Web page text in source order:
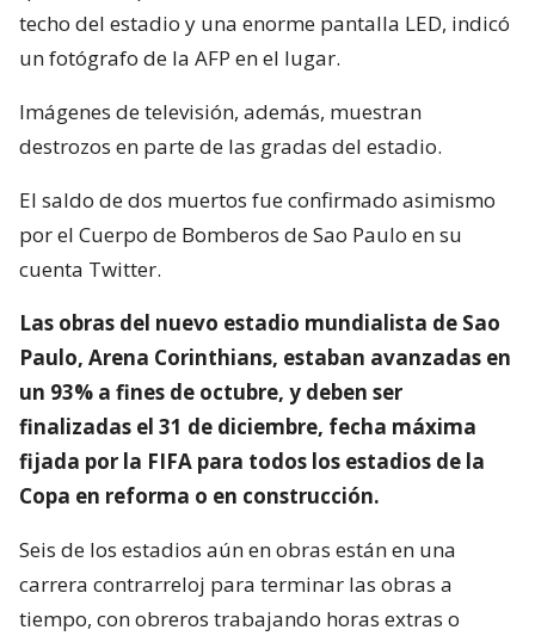
techo del estadio y una enorme pantalla LED, indicó
un fotógrafo de la AFP en el lugar.
Imágenes de televisión, además, muestran
destrozos en parte de las gradas del estadio.
El saldo de dos muertos fue confirmado asimismo
por el Cuerpo de Bomberos de Sao Paulo en su
cuenta Twitter.
Las obras del nuevo estadio mundialista de Sao
Paulo, Arena Corinthians, estaban avanzadas en
un 93% a fines de octubre, y deben ser
finalizadas el 31 de diciembre, fecha máxima
fijada por la FIFA para todos los estadios de la
Copa en reforma o en construcción.
Seis de los estadios aún en obras están en una
carrera contrarreloj para terminar las obras a
tiempo, con obreros trabajando horas extras o